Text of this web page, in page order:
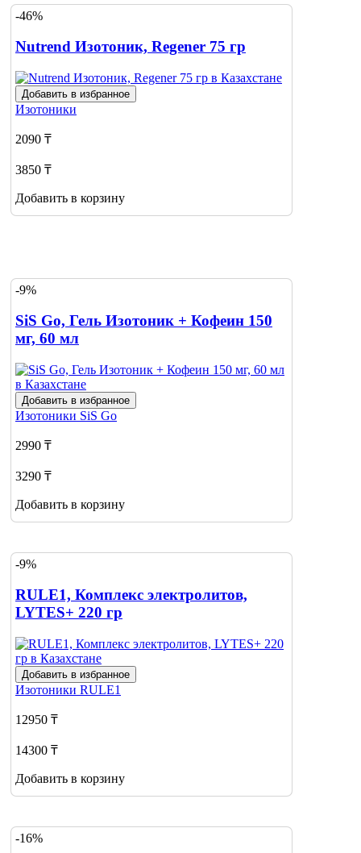
-46%
Nutrend Изотоник, Regener 75 гр
Добавить в избранное
Изотоники
2090 ₸
3850 ₸
Добавить в корзину
-9%
SiS Go, Гель Изотоник + Кофеин 150
мг, 60 мл
Добавить в избранное
Изотоники SiS Go
2990 ₸
3290 ₸
Добавить в корзину
-9%
RULE1, Комплекс электролитов,
LYTES+ 220 гр
Добавить в избранное
Изотоники RULE1
12950 ₸
14300 ₸
Добавить в корзину
-16%